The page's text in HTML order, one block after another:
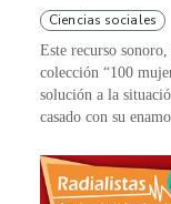
Ciencias sociales
Este recurso
colección “100
solución a la
casado con su